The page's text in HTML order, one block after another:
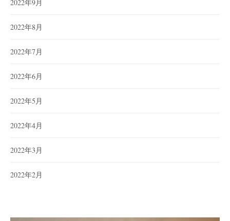
2022年9月
2022年8月
2022年7月
2022年6月
2022年5月
2022年4月
2022年3月
2022年2月